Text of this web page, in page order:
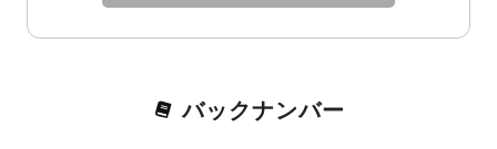
バックナンバー